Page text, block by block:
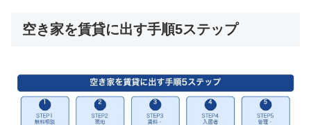
空き家を賃貸に出す手順5ステップ